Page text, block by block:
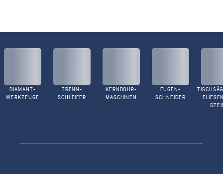
DIAMANT-
WERKZEUGE
TRENN-
SCHLEIFER
KERNBOHR-
MASCHINEN
FUGEN-
SCHNEIDER